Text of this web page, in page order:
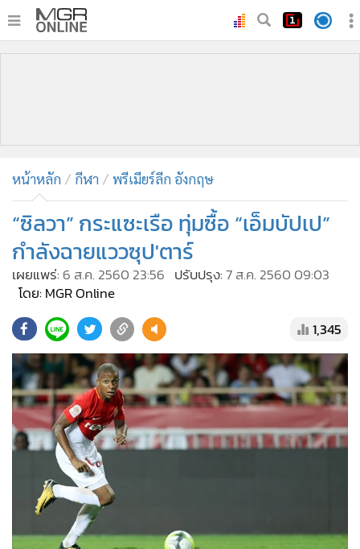
• บันเทิง
ผู้จัดการรายวัน
คอลัมนิสต์
• ละคร
CbizReview
• ผู้จัดกวน
• Good health & Well-being
• Green Innovation & SD
• Management & HR
• MGR Live
Infographic
การเมือง
ท่องเที่ยว
• กีฬา
หน้าหลัก กีฬา พรีเมียร์ลีก อังกฤษ
“ซิลวา” กระแซะเรือ ทุ่มซื้อ “เอ็มบัปเป”
กำลังฉายแววซุป'ตาร์
เผยแพร่:6 ส.ค. 2560 23:56 ปรับปรุง:7 ส.ค. 2560 09:03
โดย: MGR Online
1,345